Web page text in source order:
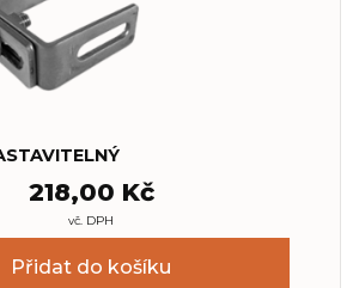
218,00 Kč
vč. DPH
Přidat do košíku